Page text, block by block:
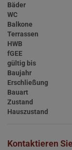
Bäder
WC
Balkone
Terrassen
HWB
fGEE
gültig bis
Baujahr
Erschließung
Bauart
Zustand
Hauszustand
Kontaktieren